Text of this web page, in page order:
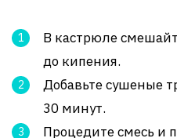
В кастрюле
до кипения.
Добавьте сушеные
30 минут.
Процедите смесь и